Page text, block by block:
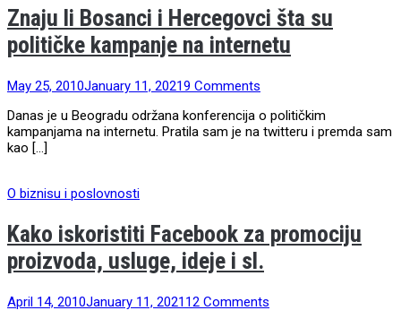
Znaju li Bosanci i Hercegovci šta su
političke kampanje na internetu
May 25, 2010January 11, 20219 Comments
Danas je u Beogradu održana konferencija o političkim
kampanjama na internetu. Pratila sam je na twitteru i premda sam
kao […]
O biznisu i poslovnosti
Kako iskoristiti Facebook za promociju
proizvoda, usluge, ideje i sl.
April 14, 2010January 11, 202112 Comments